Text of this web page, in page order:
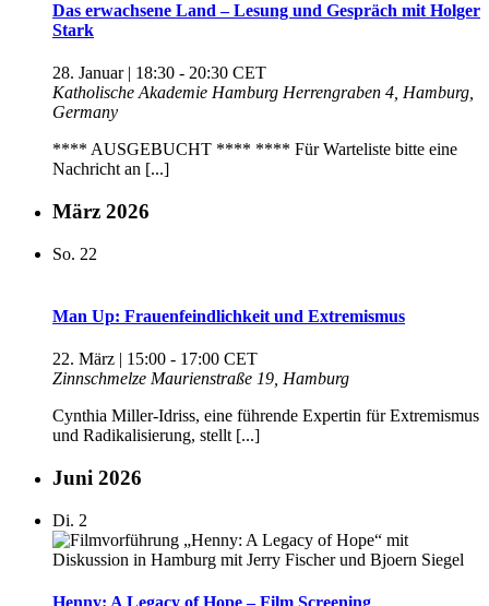
Das erwachsene Land – Lesung und Gespräch mit Holger
Stark
28. Januar | 18:30 - 20:30 CET
Katholische Akademie Hamburg Herrengraben 4, Hamburg,
Germany
**** AUSGEBUCHT **** **** Für Warteliste bitte eine
Nachricht an [...]
März 2026
So. 22
Man Up: Frauenfeindlichkeit und Extremismus
22. März | 15:00 - 17:00 CET
Zinnschmelze Maurienstraße 19, Hamburg
Cynthia Miller-Idriss, eine führende Expertin für Extremismus
und Radikalisierung, stellt [...]
Juni 2026
Di. 2
Henny: A Legacy of Hope – Film Screening